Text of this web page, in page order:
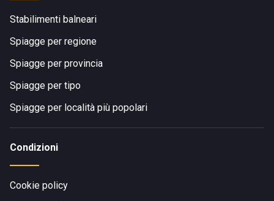
Stabilimenti balneari
Spiagge per regione
Spiagge per provincia
Spiagge per tipo
Spiagge per località più popolari
Condizioni
Cookie policy